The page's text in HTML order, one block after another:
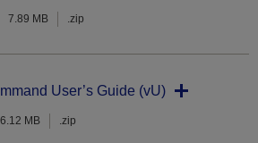
7.89 MB .zip
User’s Guide (vU)
6.12 MB .zip